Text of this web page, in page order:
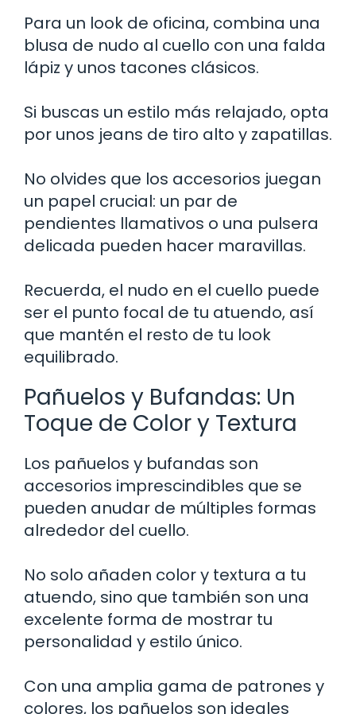
Para un look de oficina, combina una
blusa de nudo al cuello con una falda
lápiz y unos tacones clásicos.
Si buscas un estilo más relajado, opta
por unos jeans de tiro alto y zapatillas.
No olvides que los accesorios juegan
un papel crucial: un par de
pendientes llamativos o una pulsera
delicada pueden hacer maravillas.
Recuerda, el nudo en el cuello puede
ser el punto focal de tu atuendo, así
que mantén el resto de tu look
equilibrado.
Pañuelos y Bufandas: Un
Toque de Color y Textura
Los pañuelos y bufandas son
accesorios imprescindibles que se
pueden anudar de múltiples formas
alrededor del cuello.
No solo añaden color y textura a tu
atuendo, sino que también son una
excelente forma de mostrar tu
personalidad y estilo único.
Con una amplia gama de patrones y
colores, los pañuelos son ideales